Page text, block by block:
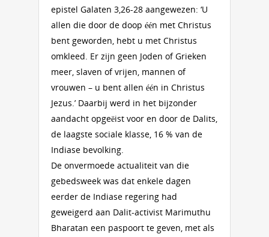
epistel Galaten 3,26-28 aangewezen: ‘U
allen die door de ​doop​ één met ​Christus​
bent geworden, hebt u met ​Christus​
omkleed. Er zijn geen ​Joden​ of Grieken
meer, ​slaven​ of vrijen, mannen of
vrouwen – u bent allen één in ​Christus​ ​
Jezus.’ Daarbij werd in het bijzonder
aandacht opgeëist voor en door de Dalits,
de laagste sociale klasse, 16 % van de
Indiase bevolking.
De onvermoede actualiteit van die
gebedsweek was dat enkele dagen
eerder de Indiase regering had
geweigerd aan Dalit-activist Marimuthu
Bharatan een paspoort te geven, met als